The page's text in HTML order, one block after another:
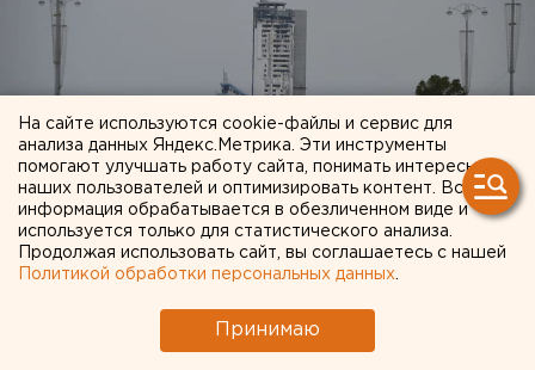
потребовал активизировать расследование
На сайте используются cookie-файлы и сервис для
анализа данных Яндекс.Метрика. Эти инструменты
помогают улучшать работу сайта, понимать интересы
наших пользователей и оптимизировать контент. Вся
информация обрабатывается в обезличенном виде и
используется только для статистического анализа.
Продолжая использовать сайт, вы соглашаетесь с нашей
Политикой обработки персональных данных
Принимаю